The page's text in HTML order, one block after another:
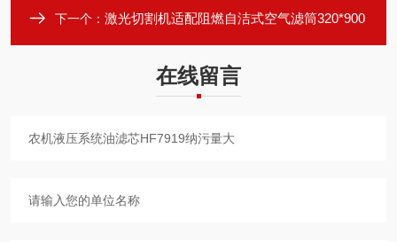
下一个： 激光切割机适配阻燃自洁式空气滤筒320*900
在线留言